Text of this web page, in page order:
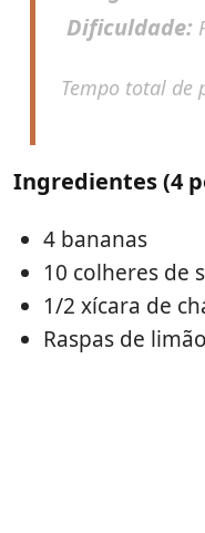
Dificuldade:
Tempo total de
Ingredientes (4
4 bananas
10 colheres de
1/2 xícara de
Raspas de limão